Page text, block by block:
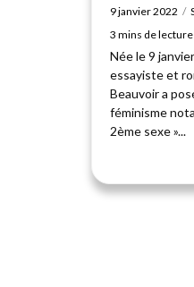
9 janvier 2022
3 mins de lecture
Née le 9
essayiste et
Beauvoir a
féminisme
2ème sexe »...